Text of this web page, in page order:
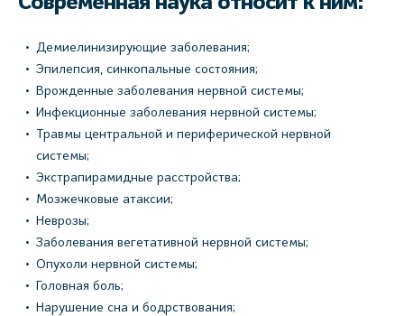
Демиелинизирующие заболевания;
Эпилепсия, синкопальные состояния;
Врожденные заболевания нервной системы;
Инфекционные заболевания нервной системы;
Травмы центральной и периферической нервной
системы;
Экстрапирамидные расстройства;
Мозжечковые атаксии;
Неврозы;
Заболевания вегетативной нервной системы;
Опухоли нервной системы;
Головная боль;
Нарушение сна и бодрствования;